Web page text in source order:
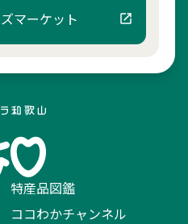
マーケット
特産品図鑑
ココわかチャンネル